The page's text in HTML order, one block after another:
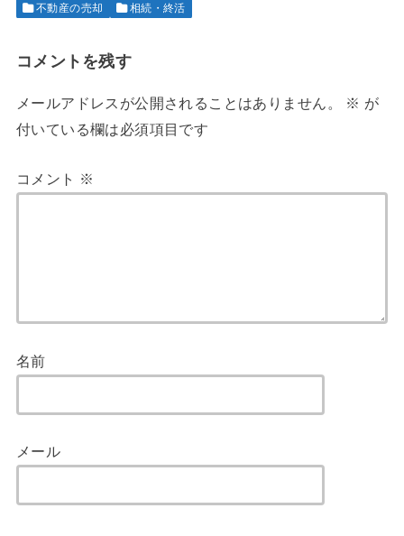
不動産の売却 相続・終活
コメントを残す
メールアドレスが公開されることはありません。 ※ が
付いている欄は必須項目です
コメント ※
名前
メール